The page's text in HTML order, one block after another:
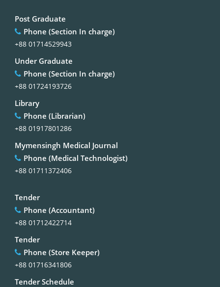
Post Graduate
Phone (Section In charge)
+88 01714529943
Under Graduate
Phone (Section In charge)
+88 01724193726
Library
Phone (Librarian)
+88 01917801286
Mymensingh Medical Journal
Phone (Medical Technologist)
+88 01711372406
Tender
Phone (Accountant)
+88 01712422714
Tender
Phone (Store Keeper)
+88 01716341806
Tender Schedule